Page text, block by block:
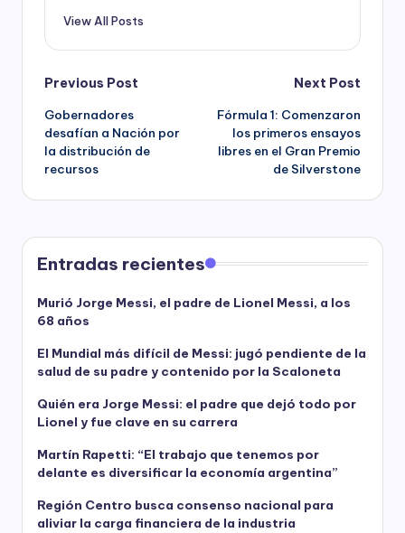
View All Posts
Post
navigation
Previous Post
Gobernadores
desafían a Nación por
la distribución de
recursos
Next Post
Fórmula 1: Comenzaron
los primeros ensayos
libres en el Gran Premio
de Silverstone
Entradas recientes
Murió Jorge Messi, el padre de Lionel Messi, a los
68 años
El Mundial más difícil de Messi: jugó pendiente de la
salud de su padre y contenido por la Scaloneta
Quién era Jorge Messi: el padre que dejó todo por
Lionel y fue clave en su carrera
Martín Rapetti: “El trabajo que tenemos por
delante es diversificar la economía argentina”
Región Centro busca consenso nacional para
aliviar la carga financiera de la industria